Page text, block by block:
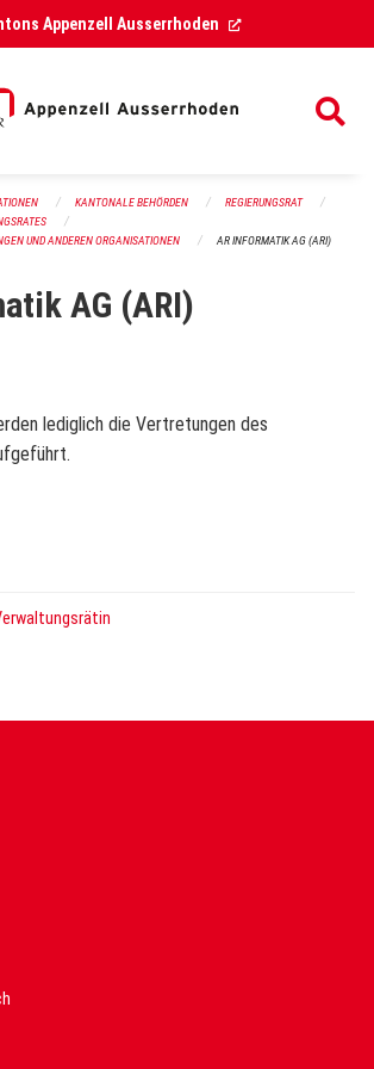
Appenzell Ausserrhoden (External Link)
KANTONALE BEHÖRDEN
REGIERUNGSRAT
UND ANDEREN ORGANISATIONEN
AR INFORMATIK AG (ARI)
AG (ARI)
lediglich die Vertretungen des